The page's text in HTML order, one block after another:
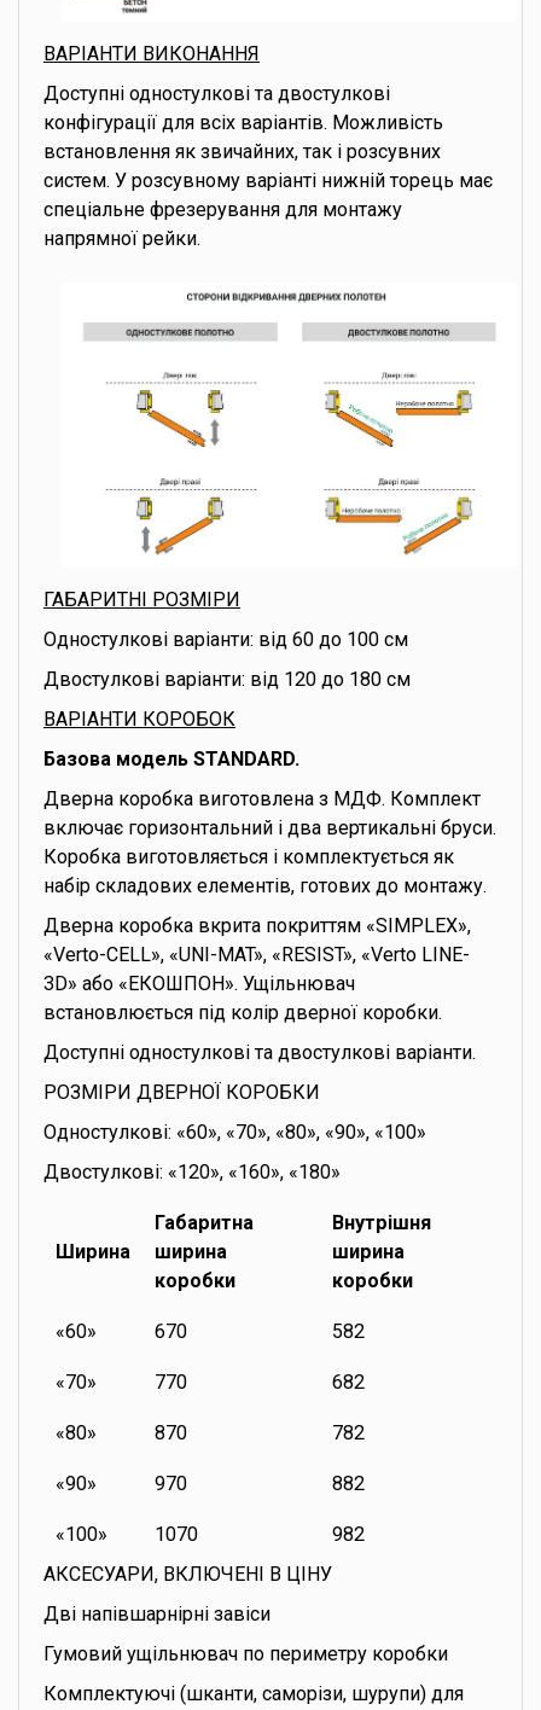
ВАРІАНТИ ВИКОНАННЯ
Доступні одностулкові та двостулкові
конфігурації для всіх варіантів. Можливість
встановлення як звичайних, так і розсувних
систем. У розсувному варіанті нижній торець має
спеціальне фрезерування для монтажу
напрямної рейки.
ГАБАРИТНІ РОЗМІРИ
Одностулкові варіанти: від 60 до 100 см
Двостулкові варіанти: від 120 до 180 см
ВАРІАНТИ КОРОБОК
Базова модель STANDARD.
Дверна коробка виготовлена з МДФ. Комплект
включає горизонтальний і два вертикальні бруси.
Коробка виготовляється і комплектується як
набір складових елементів, готових до монтажу.
Дверна коробка вкрита покриттям «SIMPLEX»,
«Verto-CELL», «UNI-MAT», «RESIST», «Verto LINE-
3D» або «ЕКОШПОН». Ущільнювач
встановлюється під колір дверної коробки.
Доступні одностулкові та двостулкові варіанти.
РОЗМІРИ ДВЕРНОЇ КОРОБКИ
Одностулкові: «60», «70», «80», «90», «100»
Двостулкові: «120», «160», «180»
Ширина
Габаритна
ширина
коробки
Внутрішня
ширина
коробки
«60» 670 582
«70» 770 682
«80» 870 782
«90» 970 882
«100» 1070
982
АКСЕСУАРИ, ВКЛЮЧЕНІ В ЦІНУ
Дві напівшарнірні завіси
Гумовий ущільнювач по периметру коробки
Комплектуючі (шканти, саморізи, шурупи) для